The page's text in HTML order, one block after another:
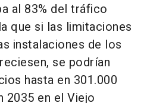
al 83% del tráfico
que si las limitaciones
instalaciones de los
se podrían
hasta en 301.000
2035 en el Viejo